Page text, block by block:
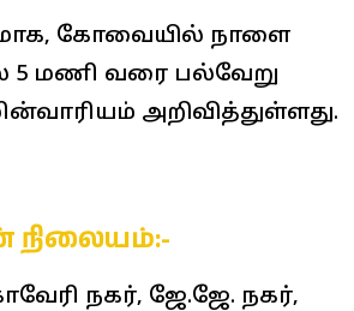
கோவையில் நாளை
5 மணி வரை பல்வேறு
அறிவித்துள்ளது.
நிலையம்:-
நகர், ஜே.ஜே. நகர்,